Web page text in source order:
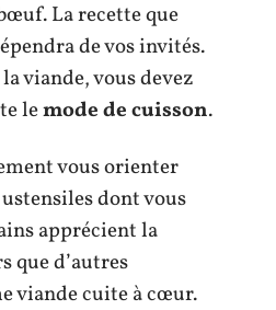
La recette que
de vos invités.
viande, vous devez
lemode de cuisson.
vous orienter
dont vous
apprécient la
que d’autres
viande cuite à cœur.